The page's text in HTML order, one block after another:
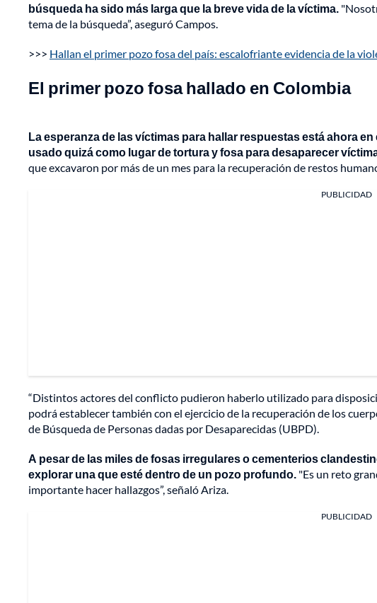
búsqueda ha sido más larga que la breve vida de la víctima.
tema de la búsqueda”, aseguró Campos.
>>> Hallan el primer pozo fosa del país: escalofriante evidencia de la
El primer pozo fosa hallado en Colombia
La esperanza de las víctimas para hallar respuestas está ahora
usado quizá como lugar de tortura y fosa para desaparecer
que excavaron por más de un mes para la recuperación de restos
PUBLICIDAD
“Distintos actores del conflicto pudieron haberlo utilizado para
podrá establecer también con el ejercicio de la recuperación de los
de Búsqueda de Personas dadas por Desaparecidas (UBPD).
A pesar de las miles de fosas irregulares o cementerios
explorar una que esté dentro de un pozo profundo. "Es un reto
importante hacer hallazgos”, señaló Ariza.
PUBLICIDAD